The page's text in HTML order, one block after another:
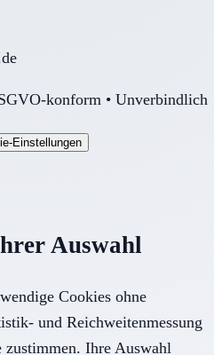
konform • Unverbindlich
Einstellungen
Auswahl
Cookies ohne
und Reichweitenmessung
Ihre Auswahl